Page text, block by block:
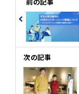
次の記事